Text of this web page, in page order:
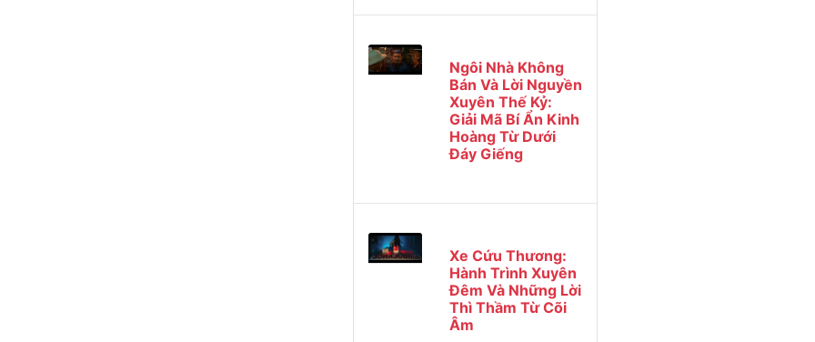
Ngôi Nhà Không
Bán Và Lời Nguyền
Xuyên Thế Kỷ:
Giải Mã Bí Ẩn Kinh
Hoàng Từ Dưới
Đáy Giếng
Xe Cứu Thương:
Hành Trình Xuyên
Đêm Và Những Lời
Thì Thầm Từ Cõi
Âm